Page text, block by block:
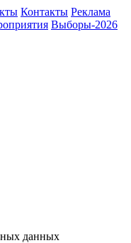
Контакты Реклама
Выборы-2026
данных